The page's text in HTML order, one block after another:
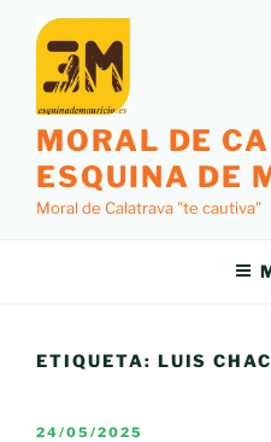
contenido
MORAL DE
ESQUINA DE
Moral de Calatrava "te cautiva"
ETIQUETA: LUIS
PUBLICADO
24/05/2025